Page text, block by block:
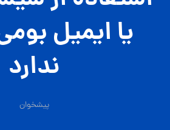
یا ایمیل
ندارد
پیشخوان